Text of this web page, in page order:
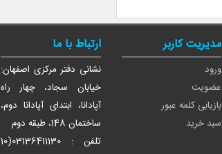
مدیریت کاربر
ورود
عضویت
بازیابی کلمه عبور
سبد خرید
ارتباط با ما
نشانی دفتر مرکزی اصفهان:
خیابان سجاد، چهار راه
آپادانا، ابتدای آپادانا دوم،
ساختمان 148، طبقه دوم
تلفن : 03136411130(10